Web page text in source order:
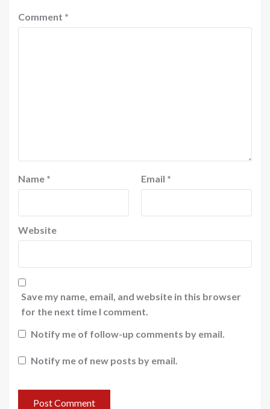
Comment *
Name * Email *
Website
Save my name, email, and website in this browser
for the next time I comment.
Notify me of follow-up comments by email.
Notify me of new posts by email.